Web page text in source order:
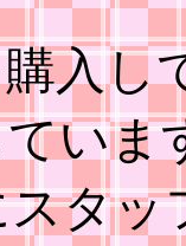
入し
いま
タッ